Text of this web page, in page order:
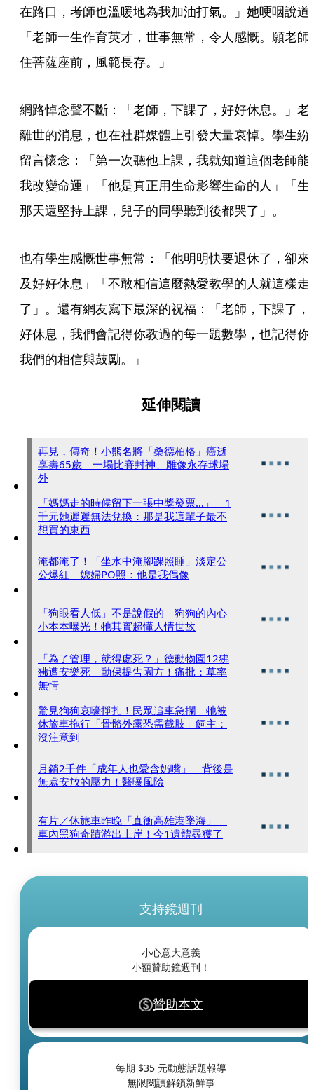
在路口，考師也溫暖地為我加油打氣。」她哽咽說道
「老師一生作育英才，世事無常，令人感慨。願老師
住菩薩座前，風範長存。」
網路悼念聲不斷：「老師，下課了，好好休息。」老
離世的消息，也在社群媒體上引發大量哀悼。學生紛
留言懷念：「第一次聽他上課，我就知道這個老師能
我改變命運」「他是真正用生命影響生命的人」「生
那天還堅持上課，兒子的同學聽到後都哭了」。
也有學生感慨世事無常：「他明明快要退休了，卻來
及好好休息」「不敢相信這麼熱愛教學的人就這樣走
了」。還有網友寫下最深的祝福：「老師，下課了，
好休息，我們會記得你教過的每一題數學，也記得你
我們的相信與鼓勵。」
延伸閱讀
再見，傳奇！小熊名將「桑德柏格」癌逝
享壽65歲 一場比賽封神、雕像永存球場
外
「媽媽走的時候留下一張中獎發票…」 1
千元她遲遲無法兌換：那是我這輩子最不
想買的東西
淹都淹了！「坐水中淹腳踝照睡」淡定公
公爆紅 媳婦PO照：他是我偶像
「狗眼看人低」不是說假的 狗狗的內心
小本本曝光！牠其實超懂人情世故
「為了管理，就得處死？」德動物園12狒
狒遭安樂死 動保提告園方！痛批：草率
無情
驚見狗狗哀嚎掙扎！民眾追車急攔 牠被
休旅車拖行「骨骼外露恐需截肢」飼主：
沒注意到
月銷2千件「成年人也愛含奶嘴」 背後是
無處安放的壓力！醫曝風險
有片／休旅車昨晚「直衝高雄港墜海」
車內黑狗奇蹟游出上岸！今1遺體尋獲了
支持鏡週刊
小心意大意義
小額贊助鏡週刊！
贊助本文
每期 $35 元動態話題報導
無限閱讀解鎖新鮮事